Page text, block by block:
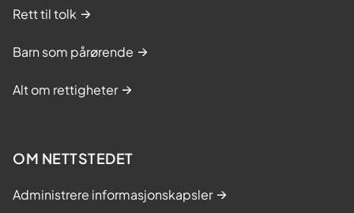
Rett til tolk
Barn som pårørende
Alt om rettigheter
OM NETTSTEDET
Administrere informasjonskapsler